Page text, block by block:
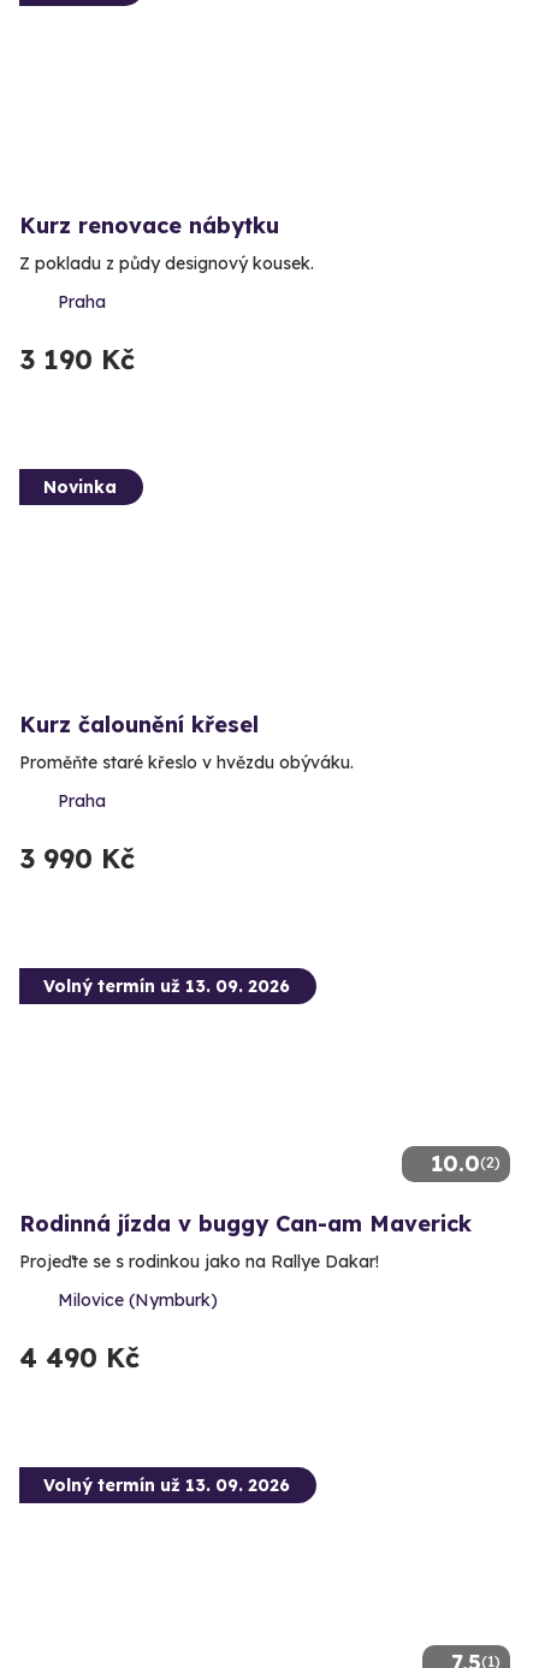
Kurz renovace nábytku
Z pokladu z půdy designový kousek.
Praha
3 190 Kč
Novinka
Kurz čalounění křesel
Proměňte staré křeslo v hvězdu obýváku.
Praha
3 990 Kč
10.0(2)
Volný termín už 13. 09. 2026
Rodinná jízda v buggy Can-am Maverick
Projeďte se s rodinkou jako na Rallye Dakar!
Milovice (Nymburk)
4 490 Kč
7.5(1)
Volný termín už 13. 09. 2026